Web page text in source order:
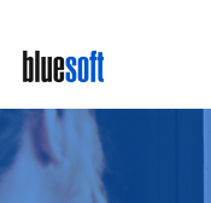
main
content